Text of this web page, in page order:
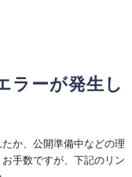
ラーが発生し
か、公開準備中などの理
手数ですが、下記のリン